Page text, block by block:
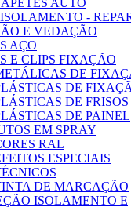
AUTO
-
E VEDAÇÃO
AÇO
E CLIPS FIXAÇÃO
DE
DE
DE FRISOS
DE PAINEL
EM SPRAY
RAL
ESPECIAIS
DE MARCAÇÃO
ISOLAMENTO E